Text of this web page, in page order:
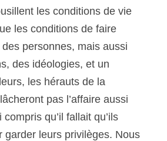
les conditions de vie
les conditions de faire
personnes, mais aussi
des idéologies, et un
les hérauts de la
pas l’affaire aussi
qu’il fallait qu’ils
garder leurs privilèges. Nous